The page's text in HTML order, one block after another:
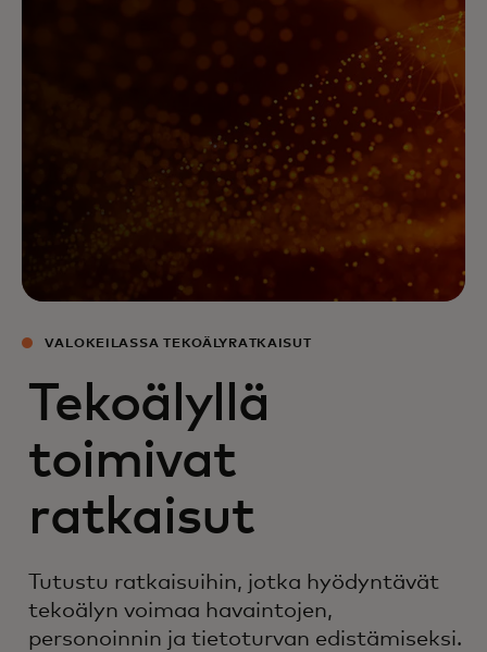
VALOKEILASSA TEKOÄLYRATKAISUT
Tekoälyllä
toimivat
ratkaisut
Tutustu ratkaisuihin, jotka hyödyntävät
tekoälyn voimaa havaintojen,
personoinnin ja tietoturvan edistämiseksi.